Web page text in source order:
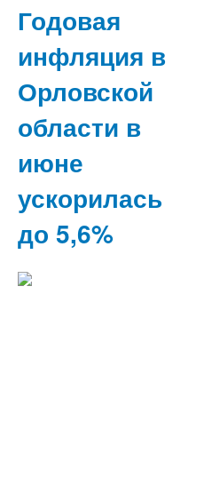
Годовая
инфляция в
Орловской
области в
июне
ускорилась
до 5,6%